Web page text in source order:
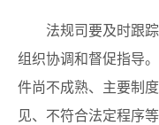
法规司要及时跟踪
组织协调和督促指导
件尚不成熟、主要制
见、不符合法定程序